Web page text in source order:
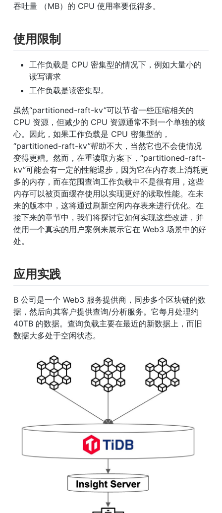
吞吐量 （MB）的 CPU 使用率要低得多。
使用限制
工作负载是 CPU 密集型的情况下，例如大量小的
读写请求
工作负载是读密集型。
虽然“partitioned-raft-kv”可以节省一些压缩相关的
CPU 资源，但减少的 CPU 资源通常不到一个单独的核
心。因此，如果工作负载是 CPU 密集型的，
“partitioned-raft-kv”帮助不大，当然它也不会使情况
变得更糟。然而，在重读取方案下，“partitioned-raft-
kv”可能会有一定的性能退步，因为它在内存表上消耗更
多的内存，而在范围查询工作负载中不是很有用，这些
内存可以被页面缓存使用以实现更好的读取性能。在未
来的版本中，这将通过刷新空闲内存表来进行优化。在
接下来的章节中，我们将探讨它如何实现这些改进，并
使用一个真实的用户案例来展示它在 Web3 场景中的好
处。
应用实践
B 公司是一个 Web3 服务提供商，同步多个区块链的数
据，然后向其客户提供查询/分析服务。它每月处理约
40TB 的数据。查询负载主要在最近的新数据上，而旧
数据大多处于空闲状态。